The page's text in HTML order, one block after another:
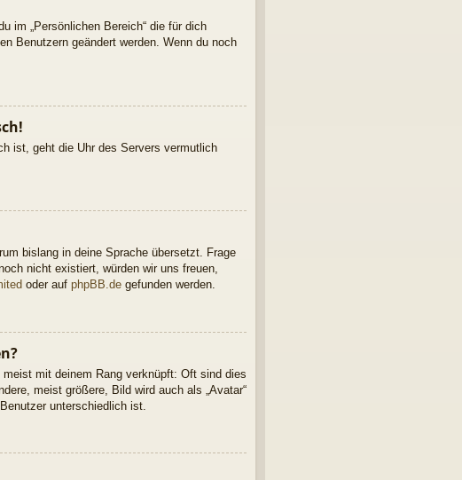
im „Persönlichen Bereich“ die für dich
Benutzern geändert werden. Wenn du noch
ist, geht die Uhr des Servers vermutlich
bislang in deine Sprache übersetzt. Frage
nicht existiert, würden wir uns freuen,
oder auf phpBB.de gefunden werden.
mit deinem Rang verknüpft: Oft sind dies
meist größere, Bild wird auch als „Avatar“
unterschiedlich ist.